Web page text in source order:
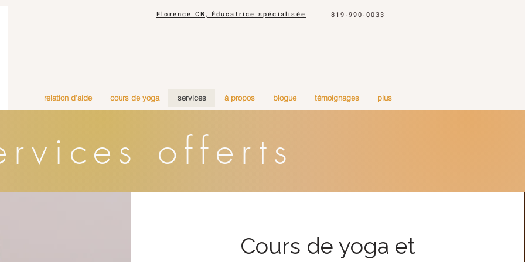
Florence CB, Éducatrice spécialisée 819-990-0033
relation d'aide cours de yoga services à propos blogue témoignages plus
offerts
Cours de yoga et